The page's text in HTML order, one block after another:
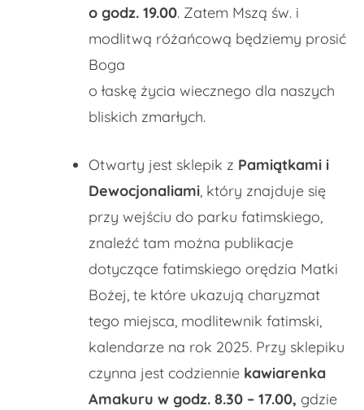
o godz. 19.00. Zatem Mszą św. i
modlitwą różańcową będziemy prosić
Boga
o łaskę życia wiecznego dla naszych
bliskich zmarłych.
Otwarty jest sklepik z Pamiątkami i
Dewocjonaliami, który znajduje się
przy wejściu do parku fatimskiego,
znaleźć tam można publikacje
dotyczące fatimskiego orędzia Matki
Bożej, te które ukazują charyzmat
tego miejsca, modlitewnik fatimski,
kalendarze na rok 2025. Przy sklepiku
czynna jest codziennie kawiarenka
Amakuru w godz. 8.30 – 17.00, gdzie